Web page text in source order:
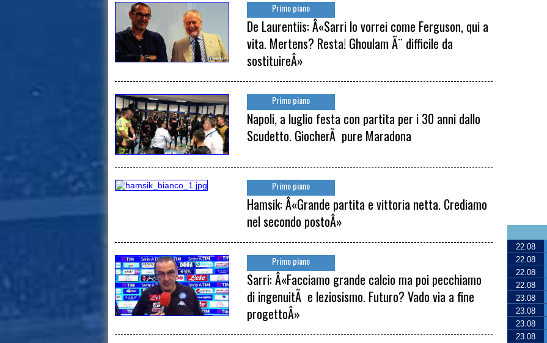
Primo piano
De Laurentiis: Â«Sarri lo vorrei come Ferguson, qui a
vita. Mertens? Resta! Ghoulam Ã¨ difficile da
sostituireÂ»
Primo piano
Napoli, a luglio festa con partita per i 30 anni dallo
Scudetto. GiocherÃ pure Maradona
Primo piano
Hamsik: Â«Grande partita e vittoria netta. Crediamo
nel secondo postoÂ»
Primo piano
Sarri: Â«Facciamo grande calcio ma poi pecchiamo
di ingenuitÃ e leziosismo. Futuro? Vado via a fine
progettoÂ»
22.08
22.08
22.08
22.08
23.08
23.08
23.08
23.08